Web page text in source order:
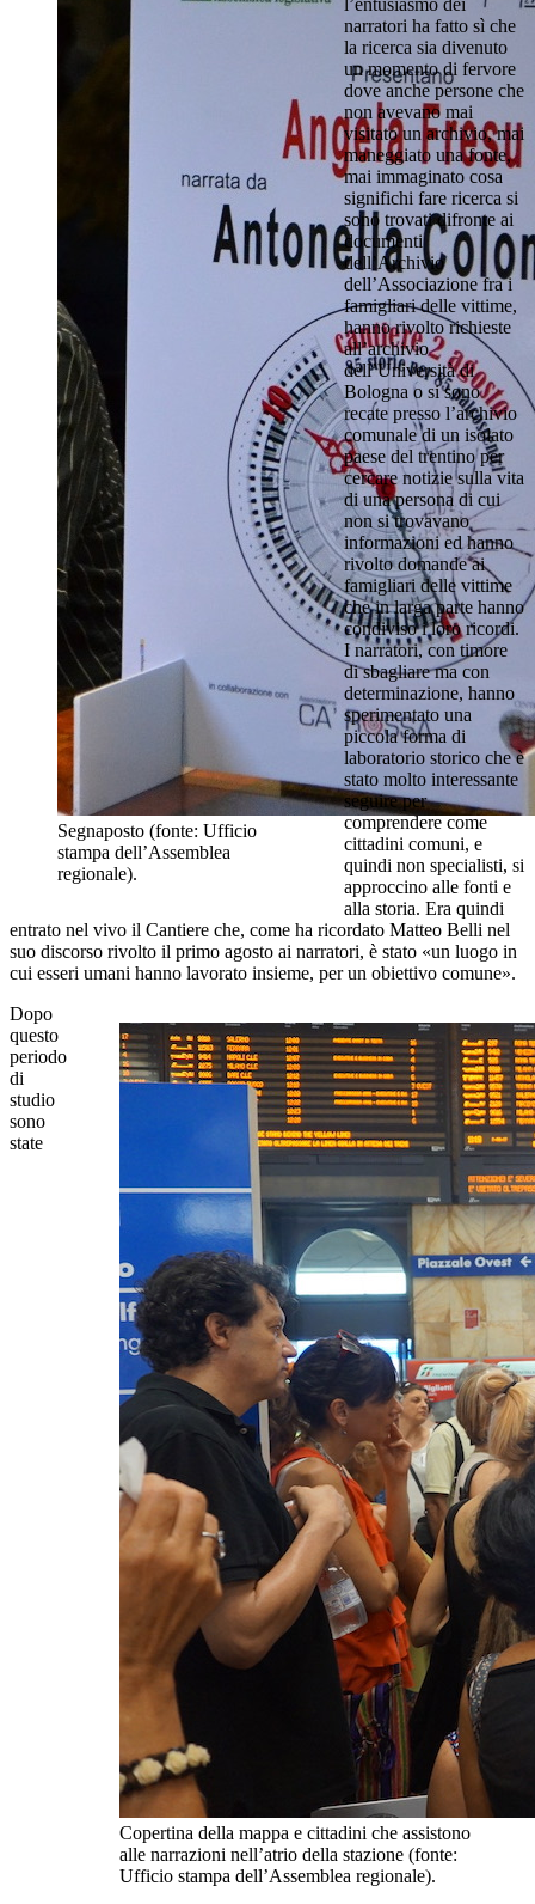
Segnaposto (fonte: Ufficio
stampa dell’Assemblea
regionale).
narratori ha fatto sì che
la ricerca sia divenuto
un momento di fervore
dove anche persone che
non avevano mai
visitato un archivio, mai
maneggiato una fonte,
mai immaginato cosa
significhi fare ricerca si
sono trovati difronte ai
documenti
dell’Archivio
dell’Associazione fra i
famigliari delle vittime,
hanno rivolto richieste
all’archivio
dell’Università di
Bologna o si sono
recate presso l’archivio
comunale di un isolato
paese del trentino per
cercare notizie sulla vita
di una persona di cui
non si trovavano
informazioni ed hanno
rivolto domande ai
famigliari delle vittime
che in larga parte hanno
condiviso i loro ricordi.
I narratori, con timore
di sbagliare ma con
determinazione, hanno
sperimentato una
piccola forma di
laboratorio storico che è
stato molto interessante
seguire per
comprendere come
cittadini comuni, e
quindi non specialisti, si
approccino alle fonti e
alla storia. Era quindi
entrato nel vivo il Cantiere che, come ha ricordato Matteo Belli nel
suo discorso rivolto il primo agosto ai narratori, è stato «un luogo in
cui esseri umani hanno lavorato insieme, per un obiettivo comune».
Copertina della mappa e cittadini che assistono
alle narrazioni nell’atrio della stazione (fonte:
Ufficio stampa dell’Assemblea regionale).
Dopo
questo
periodo
di
studio
sono
state